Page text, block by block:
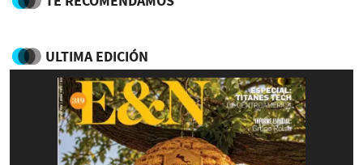
ULTIMA EDICIÓN